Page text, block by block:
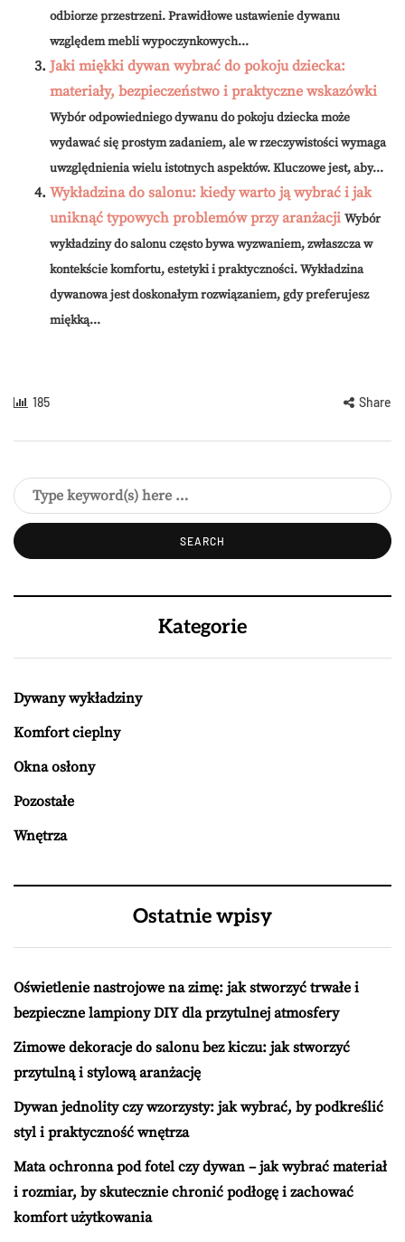
odbiorze przestrzeni. Prawidłowe ustawienie dywanu
względem mebli wypoczynkowych...
Jaki miękki dywan wybrać do pokoju dziecka:
materiały, bezpieczeństwo i praktyczne wskazówki
Wybór odpowiedniego dywanu do pokoju dziecka może
wydawać się prostym zadaniem, ale w rzeczywistości wymaga
uwzględnienia wielu istotnych aspektów. Kluczowe jest, aby...
Wykładzina do salonu: kiedy warto ją wybrać i jak
uniknąć typowych problemów przy aranżacji Wybór
wykładziny do salonu często bywa wyzwaniem, zwłaszcza w
kontekście komfortu, estetyki i praktyczności. Wykładzina
dywanowa jest doskonałym rozwiązaniem, gdy preferujesz
miękką...
185 Share
Kategorie
Dywany wykładziny
Komfort cieplny
Okna osłony
Pozostałe
Wnętrza
Ostatnie wpisy
Oświetlenie nastrojowe na zimę: jak stworzyć trwałe i
bezpieczne lampiony DIY dla przytulnej atmosfery
Zimowe dekoracje do salonu bez kiczu: jak stworzyć
przytulną i stylową aranżację
Dywan jednolity czy wzorzysty: jak wybrać, by podkreślić
styl i praktyczność wnętrza
Mata ochronna pod fotel czy dywan – jak wybrać materiał
i rozmiar, by skutecznie chronić podłogę i zachować
komfort użytkowania